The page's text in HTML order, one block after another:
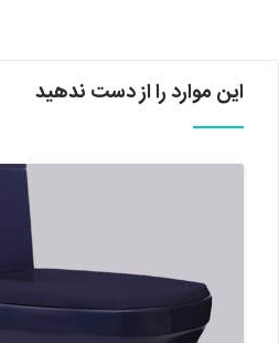
این موارد را از دست ندهید